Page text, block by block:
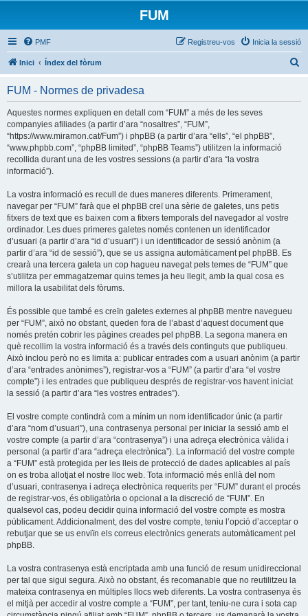
FUM
PMF Inicia la sessió
Registreu-vos
Inici Índex del fòrum
FUM - Normes de privadesa
Aquestes normes expliquen en detall com “FUM” a més de les seves
companyies afiliades (a partir d’ara “nosaltres”, “FUM”,
“https://www.miramon.cat/Fum”) i phpBB (a partir d’ara “ells”, “el phpBB”,
“www.phpbb.com”, “phpBB limited”, “phpBB Teams”) utilitzen la informació
recollida durant una de les vostres sessions (a partir d’ara “la vostra
informació”).
La vostra informació es recull de dues maneres diferents. Primerament,
navegar per “FUM” farà que el phpBB creï una sèrie de galetes, uns petis
fitxers de text que es baixen com a fitxers temporals del navegador al vostre
ordinador. Les dues primeres galetes només contenen un identificador
d’usuari (a partir d’ara “id d’usuari”) i un identificador de sessió anònim (a
partir d’ara “id de sessió”), que se us assigna automàticament pel phpBB. Es
crearà una tercera galeta un cop hagueu navegat pels temes de “FUM” que
s’utilitza per emmagatzemar quins temes ja heu llegit, amb la qual cosa es
millora la usabilitat dels fòrums.
És possible que també es creïn galetes externes al phpBB mentre navegueu
per “FUM”, això no obstant, queden fora de l’abast d’aquest document que
només pretén cobrir les pàgines creades pel phpBB. La segona manera en
què recollim la vostra informació és a través dels continguts que publiqueu.
Això inclou però no es limita a: publicar entrades com a usuari anònim (a partir
d’ara “entrades anònimes”), registrar-vos a “FUM” (a partir d’ara “el vostre
compte”) i les entrades que publiqueu després de registrar-vos havent iniciat
la sessió (a partir d’ara “les vostres entrades”).
El vostre compte contindrà com a mínim un nom identificador únic (a partir
d’ara “nom d’usuari”), una contrasenya personal per iniciar la sessió amb el
vostre compte (a partir d’ara “contrasenya”) i una adreça electrònica vàlida i
personal (a partir d’ara “adreça electrònica”). La informació del vostre compte
a “FUM” està protegida per les lleis de protecció de dades aplicables al país
on es troba allotjat el nostre lloc web. Tota informació més enllà del nom
d’usuari, contrasenya i adreça electrònica requerits per “FUM” durant el procés
de registrar-vos, és obligatòria o opcional a la discreció de “FUM”. En
qualsevol cas, podeu decidir quina informació del vostre compte es mostra
públicament. Addicionalment, des del vostre compte, teniu l’opció d’acceptar o
rebutjar que se us enviïn els correus electrònics generats automàticament pel
phpBB.
La vostra contrasenya està encriptada amb una funció de resum unidireccional
per tal que sigui segura. Això no obstant, és recomanable que no reutilitzeu la
mateixa contrasenya en múltiples llocs web diferents. La vostra contrasenya és
el mitjà per accedir al vostre compte a “FUM”, per tant, teniu-ne cura i sota cap